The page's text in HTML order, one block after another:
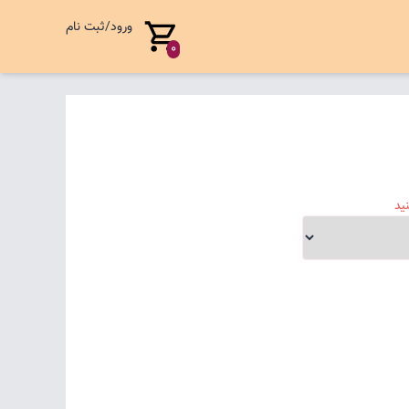
0
ورود/ثبت نام